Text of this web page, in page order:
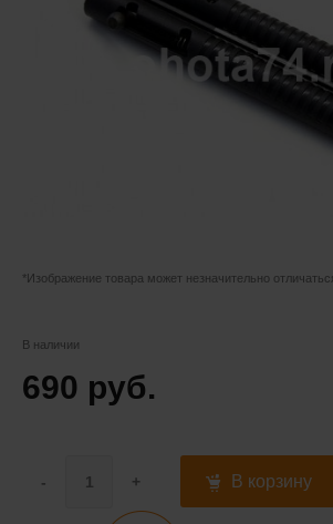
*Изображение товара может незначительно
В наличии
690 руб.
- + В корзину